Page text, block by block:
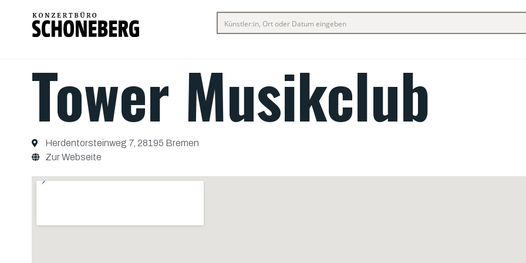
Tower Musikclub
Herdentorsteinweg 7, 28195 Bremen
Zur Webseite